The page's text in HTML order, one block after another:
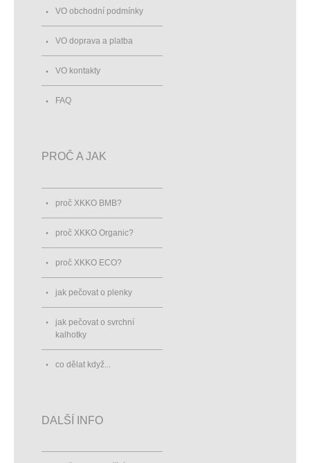
VO obchodní podmínky
VO doprava a platba
VO kontakty
FAQ
PROČ A JAK
proč XKKO BMB?
proč XKKO Organic?
proč XKKO ECO?
jak pečovat o plenky
jak pečovat o svrchní
kalhotky
co dělat když...
DALŠÍ INFO